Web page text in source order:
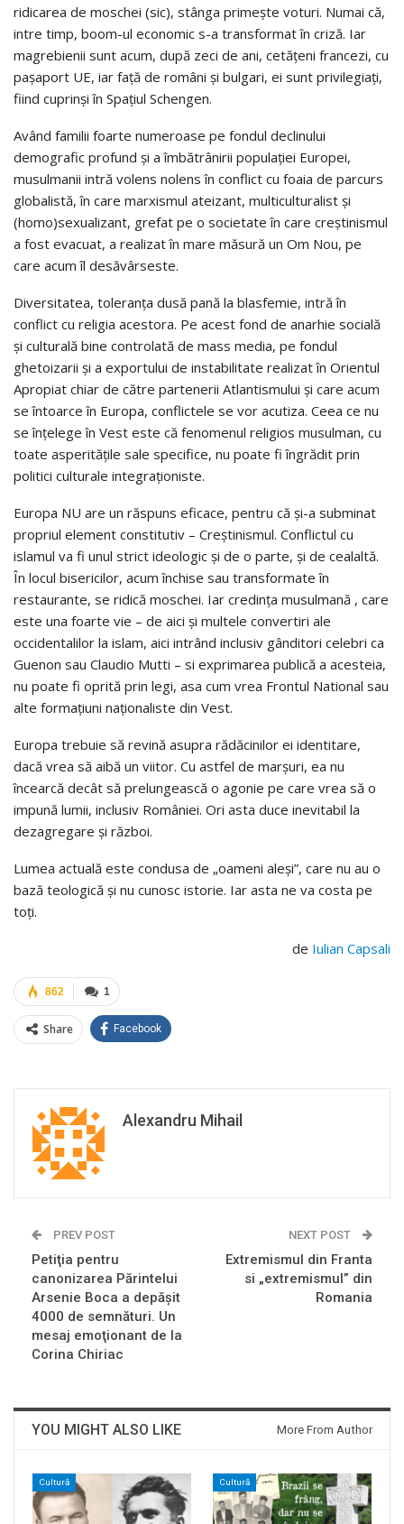
ridicarea de moschei (sic), stânga primeşte voturi. Numai că,
intre timp, boom-ul economic s-a transformat în criză. Iar
magrebienii sunt acum, după zeci de ani, cetăţeni francezi, cu
paşaport UE, iar faţă de români şi bulgari, ei sunt privilegiați,
fiind cuprinşi în Spaţiul Schengen.
Având familii foarte numeroase pe fondul declinului
demografic profund şi a îmbătrânirii populaţiei Europei,
musulmanii intră volens nolens în conflict cu foaia de parcurs
globalistă, în care marxismul ateizant, multiculturalist şi
(homo)sexualizant, grefat pe o societate în care creştinismul
a fost evacuat, a realizat în mare măsură un Om Nou, pe
care acum îl desăvârseste.
Diversitatea, toleranţa dusă pană la blasfemie, intră în
conflict cu religia acestora. Pe acest fond de anarhie socială
şi culturală bine controlată de mass media, pe fondul
ghetoizarii şi a exportului de instabilitate realizat în Orientul
Apropiat chiar de către partenerii Atlantismului şi care acum
se întoarce în Europa, conflictele se vor acutiza. Ceea ce nu
se înţelege în Vest este că fenomenul religios musulman, cu
toate asperităţile sale specifice, nu poate fi îngrădit prin
politici culturale integraţioniste.
Europa NU are un răspuns eficace, pentru că şi-a subminat
propriul element constitutiv – Creştinismul. Conflictul cu
islamul va fi unul strict ideologic şi de o parte, şi de cealaltă.
În locul bisericilor, acum închise sau transformate în
restaurante, se ridică moschei. Iar credinţa musulmană , care
este una foarte vie – de aici şi multele convertiri ale
occidentalilor la islam, aici intrând inclusiv gânditori celebri ca
Guenon sau Claudio Mutti – si exprimarea publică a acesteia,
nu poate fi oprită prin legi, asa cum vrea Frontul National sau
alte formațiuni naționaliste din Vest.
Europa trebuie să revină asupra rădăcinilor ei identitare,
dacă vrea să aibă un viitor. Cu astfel de marşuri, ea nu
încearcă decât să prelungească o agonie pe care vrea să o
impună lumii, inclusiv României. Ori asta duce inevitabil la
dezagregare şi război.
Lumea actuală este condusa de „oameni aleși”, care nu au o
bază teologică și nu cunosc istorie. Iar asta ne va costa pe
toți.
de Iulian Capsali
1
862
Share Facebook
Alexandru Mihail
PREV POST
Petiţia pentru
canonizarea Părintelui
Arsenie Boca a depăşit
4000 de semnături. Un
mesaj emoţionant de la
Corina Chiriac
NEXT POST
Extremismul din Franta
si „extremismul” din
Romania
YOU MIGHT ALSO LIKE More From Author
Cultură Cultură